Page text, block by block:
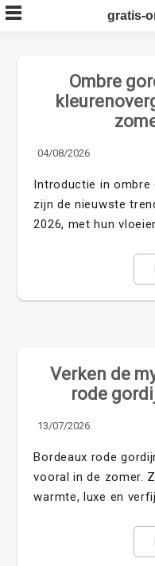
Skip
to
gratis-
Ombre
04/08/2026
Introductie in ombre
zijn de nieuwste
2026, met hun
Verken de
rode
13/07/2026
Bordeaux rode
vooral in de zomer.
warmte, luxe en